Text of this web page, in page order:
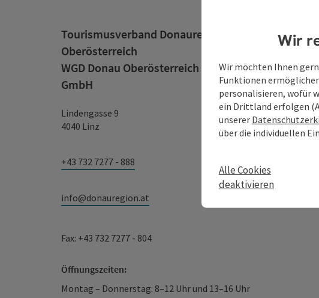
Tourismusverband Donauregion
Oberösterreich
WGD Donau Oberösterreich Tourismus
GmbH
Lindengasse 9
4040 Linz
+43 732 7277 - 888
info@donauregion.at
Fax: +43 732 7277 - 804
Öffnungszeiten:
Montag – Donnerstag: 8–12 Uhr und 13–16 Uhr
Wir
Wir möchten Ihnen
Funktionen
personalisieren, wofür
ein Drittland erfolgen
unserer
über die individuellen
Alle Cookies
deaktivieren